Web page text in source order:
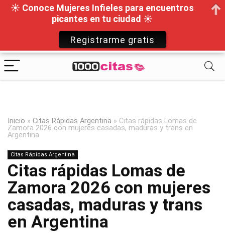
Inicio » Citas Rápidas Argentina » Citas rápidas Lomas de
Zamora 2026 con mujeres casadas, maduras y trans en
Argentina
Citas Rápidas Argentina
Citas rápidas Lomas de
Zamora 2026 con mujeres
casadas, maduras y trans
en Argentina
☀ Conoce Mujeres Infieles para encuentros
picantes en tu ciudad ☀
Registrarme gratis